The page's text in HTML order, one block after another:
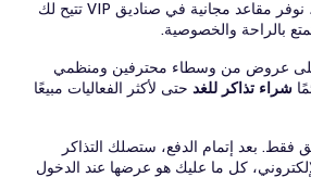
مقاعد قياسية في القاعة، نوفر مقاعد مجانية في صناديق VIP تتيح لك
بالراحة والخصوصية.
على عروض من وسطاء محترفين ومنظمي
شراء تذاكر للغد حتى لأكثر الفعاليات مبيعًا
فقط. بعد إتمام الدفع، ستصلك التذاكر
كل ما عليك هو عرضها عند الدخول